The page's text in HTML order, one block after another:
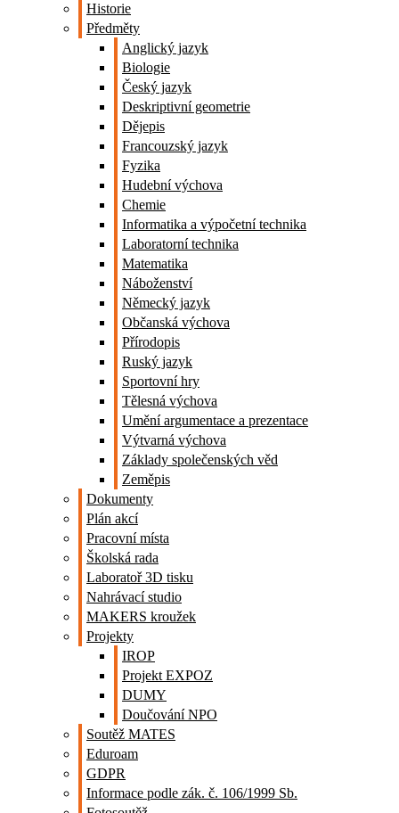
Historie
Předměty
Anglický jazyk
Biologie
Český jazyk
Deskriptivní geometrie
Dějepis
Francouzský jazyk
Fyzika
Hudební výchova
Chemie
Informatika a výpočetní technika
Laboratorní technika
Matematika
Náboženství
Německý jazyk
Občanská výchova
Přírodopis
Ruský jazyk
Sportovní hry
Tělesná výchova
Umění argumentace a prezentace
Výtvarná výchova
Základy společenských věd
Zeměpis
Dokumenty
Plán akcí
Pracovní místa
Školská rada
Laboratoř 3D tisku
Nahrávací studio
MAKERS kroužek
Projekty
IROP
Projekt EXPOZ
DUMY
Doučování NPO
Soutěž MATES
Eduroam
GDPR
Informace podle zák. č. 106/1999 Sb.